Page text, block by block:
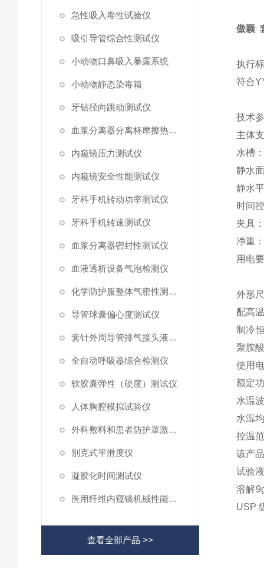
急性吸入毒性试验仪
吸引导管综合性测试仪
小动物口鼻吸入暴露系统
小动物静态染毒箱
牙钻径向跳动测试仪
血浆分离器分离杯摩擦热量测试仪
内窥镜压力测试仪
内窥镜安全性能测试仪
牙科手机转动功率测试仪
牙科手机转速测试仪
血浆分离器密封性测试仪
血液透析设备气泡检测仪
化学防护服整体气密性测试仪
导管球囊偏心度测试仪
套针外周导管排气接头液体泄漏测试仪
全自动呼吸器综合检测仪
软胶囊弹性（硬度）测试仪
人体胸腔模拟试验仪
外科敷料和患者防护罩激光抗性测试仪
别克式平滑度仪
凝胶化时间测试仪
医用纤维内窥镜机械性能测试仪
查看全部产品 >>
傲颖
执行
符合
技术
主体
水槽
静水
静水
时间
夹具
净重
用电
外形
配高
制冷
聚胺
使用
额定
水温
水温
控温
该产
试验
溶解
USP